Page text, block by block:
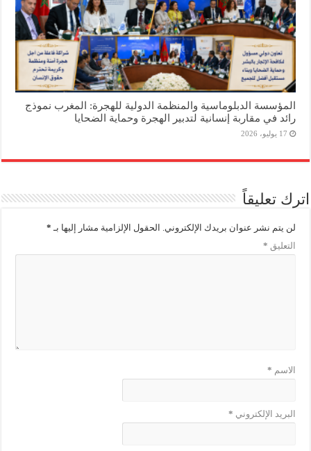
المؤسسة الدبلوماسية والمنظمة الدولية للهجرة: المغرب نموذج
رائد في مقاربة إنسانية لتدبير الهجرة وحماية الضحايا
17 يوليو، 2026
اترك تعليقاً
لن يتم نشر عنوان بريدك الإلكتروني. الحقول الإلزامية مشار إليها بـ *
التعليق *
الاسم *
البريد الإلكتروني *